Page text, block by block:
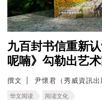
九百封书信重新
呢喃》勾勒出艺
撰文 尹懷君（秀威資訊出
华文阅读 阅读文化